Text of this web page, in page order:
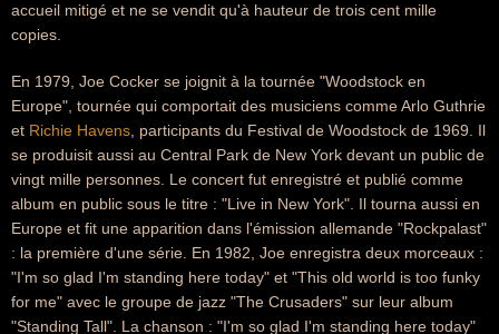
accueil mitigé et ne se vendit qu'à hauteur de trois cent mille
copies.
En 1979, Joe Cocker se joignit à la tournée "Woodstock en
Europe", tournée qui comportait des musiciens comme Arlo Guthrie
et Richie Havens , participants du Festival de Woodstock de 1969. Il
se produisit aussi au Central Park de New York devant un public de
vingt mille personnes. Le concert fut enregistré et publié comme
album en public sous le titre : "Live in New York". Il tourna aussi en
Europe et fit une apparition dans l'émission allemande "Rockpalast"
: la première d'une série. En 1982, Joe enregistra deux morceaux :
"I'm so glad I'm standing here today" et "This old world is too funky
for me" avec le groupe de jazz "The Crusaders" sur leur album
"Standing Tall". La chanson : "I'm so glad I'm standing here today"